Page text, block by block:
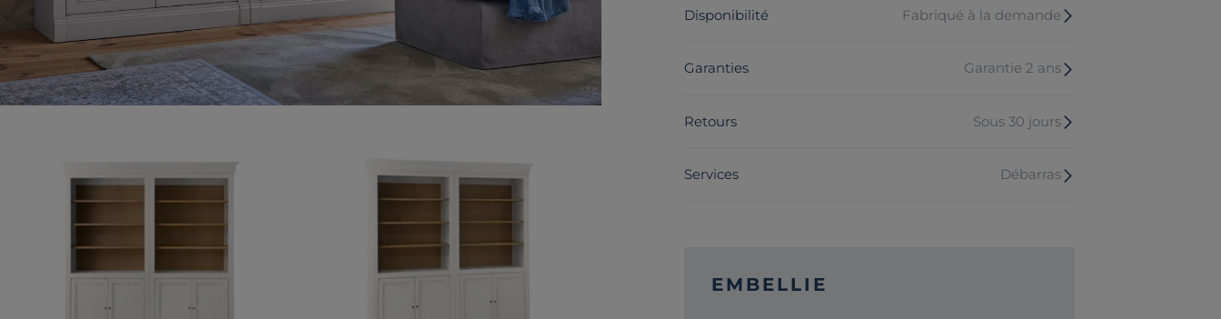
Disponibilité Fabriqué à la demande
Garanties Garantie 2 ans
Retours Sous 30 jours
Services Débarras
EMBELLIE